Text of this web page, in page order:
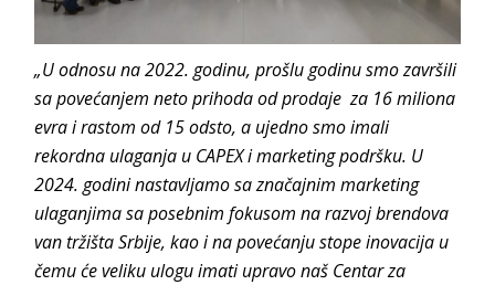
„U odnosu na 2022. godinu, prošlu godinu smo završili
sa povećanjem neto prihoda od prodaje za 16 miliona
evra i rastom od 15 odsto, a ujedno smo imali
rekordna ulaganja u CAPEX i marketing podršku. U
2024. godini nastavljamo sa značajnim marketing
ulaganjima sa posebnim fokusom na razvoj brendova
van tržišta Srbije, kao i na povećanju stope inovacija u
čemu će veliku ulogu imati upravo naš Centar za